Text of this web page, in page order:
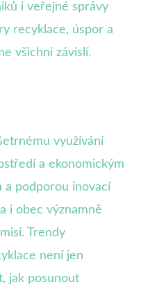
i veřejné správy
recyklace, úspor a
všichni závislí.
využívání
a ekonomickým
a podporou inovací
i obec významně
Trendy
není jen
jak posunout